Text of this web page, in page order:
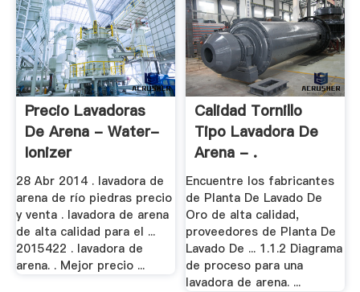
Precio Lavadoras
De Arena - Water-
Ionizer
28 Abr 2014 . lavadora de
arena de río piedras precio
y venta . lavadora de arena
de alta calidad para el ...
2015422 . lavadora de
arena. . Mejor precio ...
Calidad Tornillo
Tipo Lavadora De
Arena - .
Encuentre los fabricantes
de Planta De Lavado De
Oro de alta calidad,
proveedores de Planta De
Lavado De ... 1.1.2 Diagrama
de proceso para una
lavadora de arena. ...